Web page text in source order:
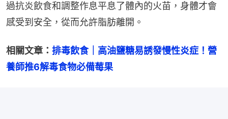
過抗炎飲食和調整作息平息了體內的火苗，身體才會
感受到安全，從而允許脂肪離開。
相關文章： 排毒飲食｜高油鹽糖易誘發慢性炎症！營
養師推6解毒食物必備莓果